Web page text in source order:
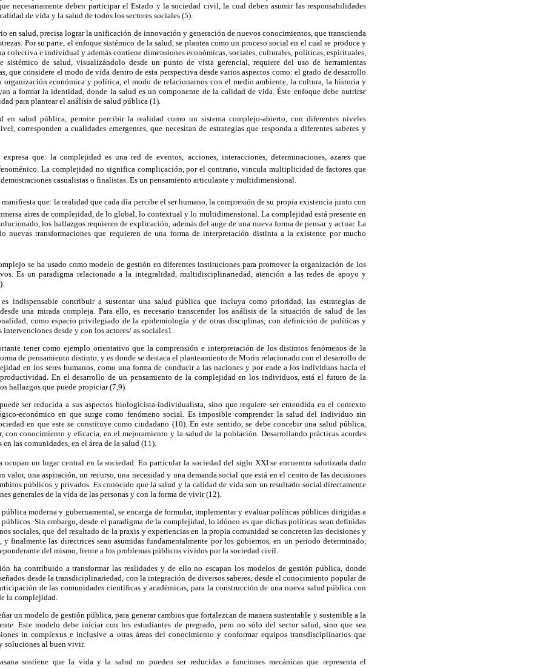
necesariamente deben participar el Estado y la sociedad civil, la cual deben asumir las responsabilidades
de vida y la salud de todos los sectores sociales (5).
en salud, precisa lograr la unificación de innovación y generación de nuevos conocimientos, que transcienda
Por su parte, el enfoque sistémico de la salud, se plantea como un proceso social en el cual se produce y
colectiva e individual y además contiene dimensiones económicas, sociales, culturales, políticas, espirituales,
sistémico de salud, visualizándolo desde un punto de vista gerencial, requiere del uso de herramientas
que considere el modo de vida dentro de esta perspectiva desde varios aspectos como: el grado de desarrollo
organización económica y política, el modo de relacionarnos con el medio ambiente, la cultura, la historia y
a formar la identidad, donde la salud es un componente de la calidad de vida. Éste enfoque debe nutrirse
para plantear el análisis de salud pública (1).
en salud pública, permite percibir la realidad como un sistema complejo-abierto, con diferentes niveles
corresponden a cualidades emergentes, que necesitan de estrategias que responda a diferentes saberes y
que: la complejidad es una red de eventos, acciones, interacciones, determinaciones, azares que
La complejidad no significa complicación, por el contrario, vincula multiplicidad de factores que
casualistas o finalistas. Es un pensamiento articulante y multidimensional.
que: la realidad que cada día percibe el ser humano, la compresión de su propia existencia junto con
aires de complejidad, de lo global, lo contextual y lo multidimensional. La complejidad está presente en
los hallazgos requieren de explicación, además del auge de una nueva forma de pensar y actuar. La
nuevas transformaciones que requieren de una forma de interpretación distinta a la existente por mucho
se ha usado como modelo de gestión en diferentes instituciones para promover la organización de los
Es un paradigma relacionado a la integralidad, multidisciplinariedad, atención a las redes de apoyo y
indispensable contribuir a sustentar una salud pública que incluya como prioridad, las estrategias de
una mirada compleja. Para ello, es necesario transcender los análisis de la situación de salud de las
como espacio privilegiado de la epidemiología y de otras disciplinas; con definición de políticas y
desde y con los actores/ as sociales1.
tener como ejemplo orientativo que la comprensión e interpretación de los distintos fenómenos de la
de pensamiento distinto, y es donde se destaca el planteamiento de Morin relacionado con el desarrollo de
en los seres humanos, como una forma de conducir a las naciones y por ende a los individuos hacia el
En el desarrollo de un pensamiento de la complejidad en los individuos, está el futuro de la
hallazgos que puede propiciar (7,9).
ser reducida a sus aspectos biologicista-individualista, sino que requiere ser entendida en el contexto
económico en que surge como fenómeno social. Es imposible comprender la salud del individuo sin
en que este se constituye como ciudadano (10). En este sentido, se debe concebir una salud pública,
con conocimiento y eficacia, en el mejoramiento y la salud de la población. Desarrollando prácticas acordes
en las comunidades, en el área de la salud (11).
un lugar central en la sociedad. En particular la sociedad del siglo XXI se encuentra salutizada dado
valor, una aspiración, un recurso, una necesidad y una demanda social que está en el centro de las decisiones
públicos y privados. Es conocido que la salud y la calidad de vida son un resultado social directamente
generales de la vida de las personas y con la forma de vivir (12).
moderna y gubernamental, se encarga de formular, implementar y evaluar políticas públicas dirigidas a
Sin embargo, desde el paradigma de la complejidad, lo idóneo es que dichas políticas sean definidas
sociales, que del resultado de la praxis y experiencias en la propia comunidad se concreten las decisiones y
y finalmente las directrices sean asumidas fundamentalmente por los gobiernos, en un período determinado,
del mismo, frente a los problemas públicos vividos por la sociedad civil.
ha contribuido a transformar las realidades y de ello no escapan los modelos de gestión pública, donde
desde la transdiciplinariedad, con la integración de diversos saberes, desde el conocimiento popular de
de las comunidades científicas y académicas, para la construcción de una nueva salud pública con
la complejidad.
un modelo de gestión pública, para generar cambios que fortalezcan de manera sustentable y sostenible a la
Este modelo debe iniciar con los estudiantes de pregrado, pero no sólo del sector salud, sino que sea
in complexus e inclusive a otras áreas del conocimiento y conformar equipos transdisciplinarios que
soluciones al buen vivir.
sostiene que la vida y la salud no pueden ser reducidas a funciones mecánicas que representa el